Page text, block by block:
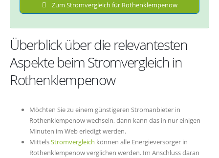
Zum Stromvergleich für Rothenklempenow
Überblick über die relevantesten
Aspekte beim Stromvergleich in
Rothenklempenow
Möchten Sie zu einem günstigeren Stromanbieter in
Rothenklempenow wechseln, dann kann das in nur einigen
Minuten im Web erledigt werden.
MittelsStromvergleich können alle Energieversorger in
Rothenklempenow verglichen werden. Im Anschluss daran